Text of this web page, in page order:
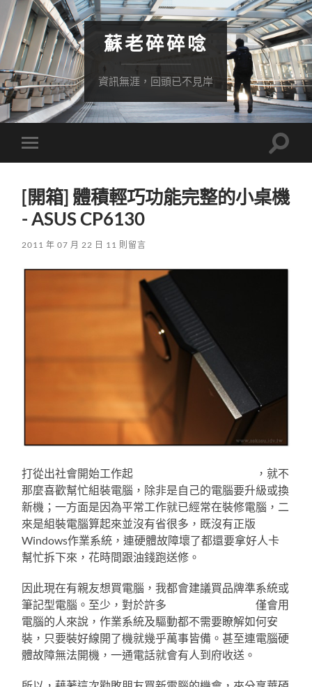
蘇老碎碎唸
資訊無涯，回頭已不見岸
Toggle
mobile
Toggle
[開箱] 體積輕巧功能完整的小桌機
- ASUS CP6130
2011 年 07 月 22 日 11 則留言
打從出社會開始工作起
，就不
那麼喜歡幫忙組裝電腦，除非是自己的電腦要升級或換
新機；一方面是因為平常工作就已經常在裝修電腦，二
來是組裝電腦算起來並沒有省很多，既沒有正版
Windows作業系統，連硬體故障壞了都還要拿好人卡
幫忙拆下來，花時間跟油錢跑送修。
因此現在有親友想買電腦，我都會建議買品牌準系統或
筆記型電腦。至少，對於許多 說得一嘴好電腦和僅會用
電腦的人來說，作業系統及驅動都不需要瞭解如何安
裝，只要裝好線開了機就幾乎萬事皆備。甚至連電腦硬
體故障無法開機，一通電話就會有人到府收送。